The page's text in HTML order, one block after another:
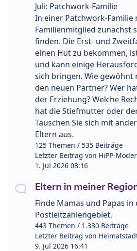
Juli: Patchwork-Familie
In einer Patchwork-Familie
Familienmitglied zunächst
finden. Die Erst- und
einen Hut zu bekommen,
und kann einige
sich bringen. Wie gewöhnt
den neuen Partner? Wer
der Erziehung? Welche
hat die Stiefmutter oder
Tauschen Sie sich mit
Eltern aus.
125 Themen / 535 Beiträge
Letzter Beitrag von HiPP-
1. Jul 2026 08:16
Eltern in meiner
Finde Mamas und Papas in
Postleitzahlengebiet.
443 Themen / 1.330 Beiträge
Letzter Beitrag von
9. Jul 2026 16:41